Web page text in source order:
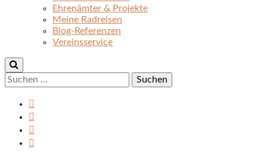
Ehrenämter & Projekte
Meine Radreisen
Blog-Referenzen
Vereinsservice
Suchen
nach: